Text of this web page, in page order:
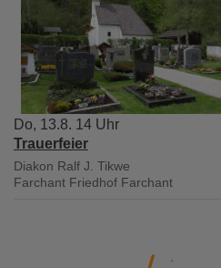
Do, 13.8. 14 Uhr
Trauerfeier
Diakon Ralf J. Tikwe
Farchant Friedhof Farchant